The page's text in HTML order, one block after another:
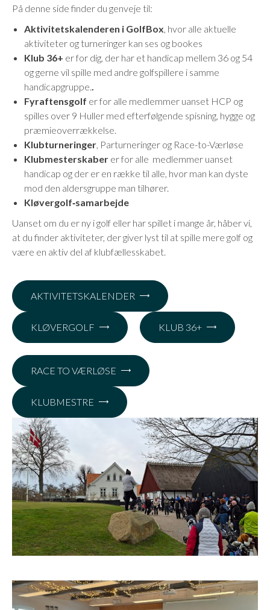
På denne side finder du genveje til:
Aktivitetskalenderen i GolfBox, hvor alle aktuelle
aktiviteter og turneringer kan ses og bookes
Klub 36+ er for dig, der har et handicap mellem 36 og 54
og gerne vil spille med andre golfspillere i samme
handicapgruppe..
Fyraftensgolf er for alle medlemmer uanset HCP og
spilles over 9 Huller med efterfølgende spisning, hygge og
præmieoverrækkelse.
Klubturneringer, Parturneringer og Race-to-Værløse
Klubmesterskaber er for alle medlemmer uanset
handicap og der er en række til alle, hvor man kan dyste
mod den aldersgruppe man tilhører.
Kløvergolf‑samarbejde
Uanset om du er ny i golf eller har spillet i mange år, håber vi,
at du finder aktiviteter, der giver lyst til at spille mere golf og
være en aktiv del af klubfællesskabet.
AKTIVITETSKALENDER
KLØVERGOLF KLUB 36+
RACE TO VÆRLØSE
KLUBMESTRE